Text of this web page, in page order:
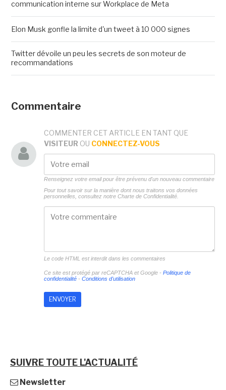
communication interne sur Workplace de Meta
Elon Musk gonfle la limite d'un tweet à 10 000 signes
Twitter dévoile un peu les secrets de son moteur de
recommandations
Commentaire
COMMENTER CET ARTICLE EN TANT QUE
VISITEUR OU CONNECTEZ-VOUS
Renseignez votre email pour être prévenu d'un nouveau commentaire
Pour tout savoir sur la manière dont nous traitons vos données
personnelles, consultez notre Charte de Confidentialité.
Le code HTML est interdit dans les commentaires
Ce site est protégé par reCAPTCHA et Google - Politique de
confidentialité- Conditions d'utilisation
SUIVRE TOUTE L'ACTUALITÉ
Newsletter